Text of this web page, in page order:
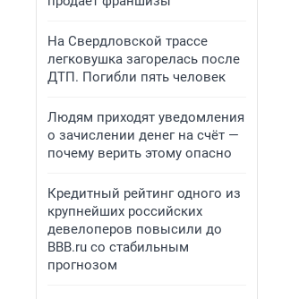
На Свердловской трассе
легковушка загорелась после
ДТП. Погибли пять человек
Людям приходят уведомления
о зачислении денег на счёт —
почему верить этому опасно
Кредитный рейтинг одного из
крупнейших российских
девелоперов повысили до
BBB.ru со стабильным
прогнозом